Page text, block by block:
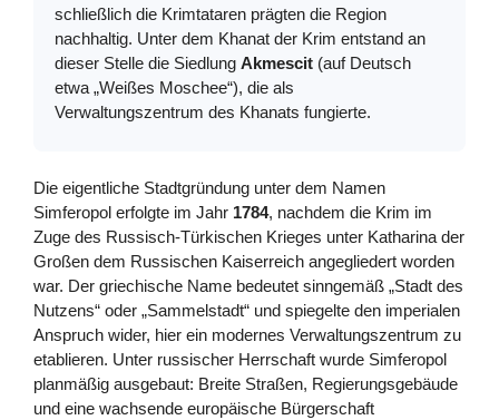
schließlich die Krimtataren prägten die Region
nachhaltig. Unter dem Khanat der Krim entstand an
dieser Stelle die SiedlungAkmescit (auf Deutsch
etwa „Weißes Moschee“), die als
Verwaltungszentrum des Khanats fungierte.
Die eigentliche Stadtgründung unter dem Namen
Simferopol erfolgte im Jahr 1784, nachdem die Krim im
Zuge des Russisch-Türkischen Krieges unter Katharina der
Großen dem Russischen Kaiserreich angegliedert worden
war. Der griechische Name bedeutet sinngemäß „Stadt des
Nutzens“ oder „Sammelstadt“ und spiegelte den imperialen
Anspruch wider, hier ein modernes Verwaltungszentrum zu
etablieren. Unter russischer Herrschaft wurde Simferopol
planmäßig ausgebaut: Breite Straßen, Regierungsgebäude
und eine wachsende europäische Bürgerschaft